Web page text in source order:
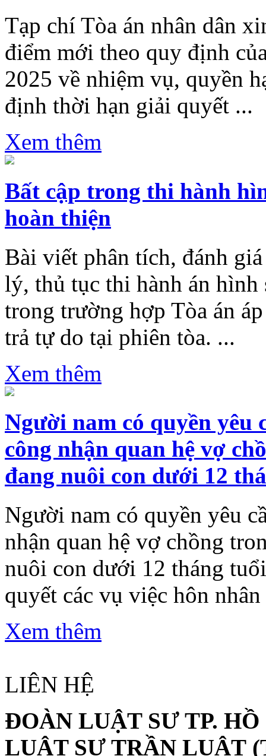
Tạp chí Tòa án nhân dân
điểm mới theo quy định
2025 về nhiệm vụ, quyền
định thời hạn giải quyết ...
Xem thêm
Bất cập trong thi hành
hoàn thiện
Bài viết phân tích, đánh
lý, thủ tục thi hành án
trong trường hợp Tòa án
trả tự do tại phiên tòa. ...
Xem thêm
Người nam có quyền yêu
công nhận quan hệ vợ
đang nuôi con dưới 12
Người nam có quyền yêu
nhận quan hệ vợ chồng
nuôi con dưới 12 tháng
quyết các vụ việc hôn
Xem thêm
LIÊN HỆ
ĐOÀN LUẬT SƯ TP.
LUẬT SƯ TRẦN LUẬT